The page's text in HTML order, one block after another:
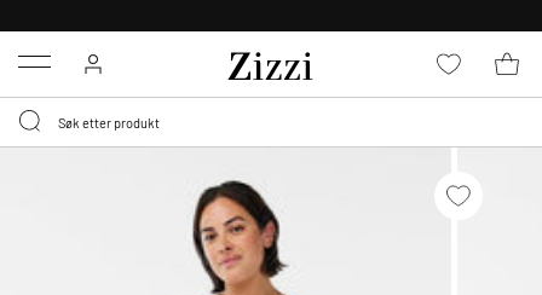
Menu